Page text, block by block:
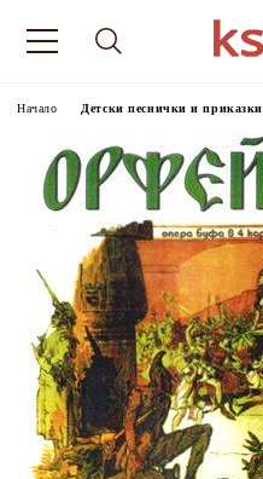
Начало Детски песнички и приказки